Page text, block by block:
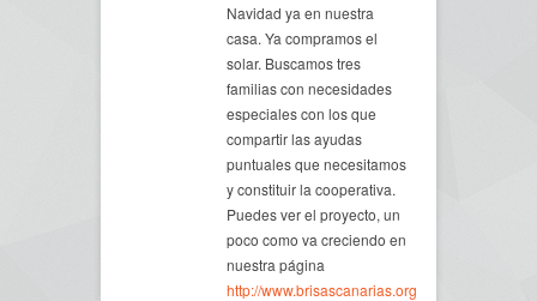
Navidad ya en nuestra
casa. Ya compramos el
solar. Buscamos tres
familias con necesidades
especiales con los que
compartir las ayudas
puntuales que necesitamos
y constituir la cooperativa.
Puedes ver el proyecto, un
poco como va creciendo en
nuestra página
http://www.brisascanarias.org